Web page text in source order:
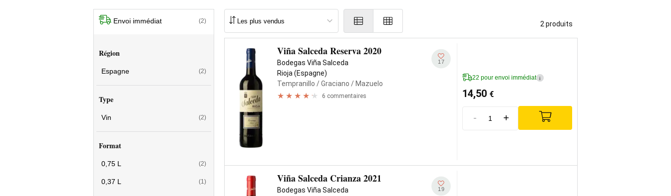
Envoi immédiat (2)
Région
Espagne (2)
Type
Vin (2)
Format
0,75 L (2)
0,37 L (1)
2 produits
Viña Salceda Reserva 2020
Bodegas Viña Salceda
Rioja (Espagne)
Tempranillo / Graciano / Mazuelo
6 commentaires
17
22 pour envoi immédiat i
14,50 €
- +
Viña Salceda Crianza 2021
Bodegas Viña Salceda
19